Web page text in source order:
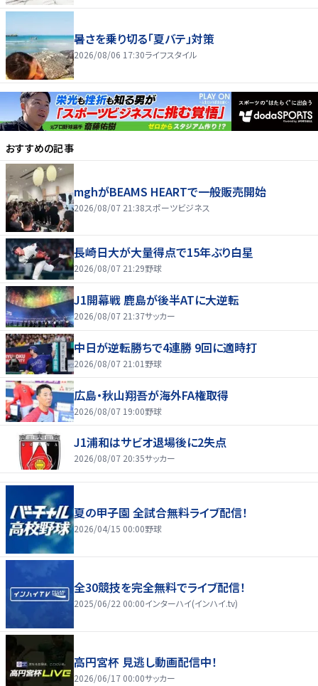
暑さを乗り切る「夏バテ」対策
2026/08/06 17:30ライフスタイル
おすすめの記事
mghがBEAMS HEARTで一般販売開始
2026/08/07 21:38スポーツビジネス
長崎日大が大量得点で15年ぶり白星
2026/08/07 21:29野球
J1開幕戦 鹿島が後半ATに大逆転
2026/08/07 21:37サッカー
中日が逆転勝ちで4連勝 9回に適時打
2026/08/07 21:01 野球
広島・秋山翔吾が海外FA権取得
2026/08/07 19:00野球
J1浦和はサビオ退場後に2失点
2026/08/07 20:35サッカー
夏の甲子園 全試合無料ライブ配信！
2026/04/15 00:00野球
全30競技を完全無料でライブ配信！
2025/06/22 00:00インターハイ(インハイ.tv)
高円宮杯 見逃し動画配信中！
2026/06/17 00:00サッカー